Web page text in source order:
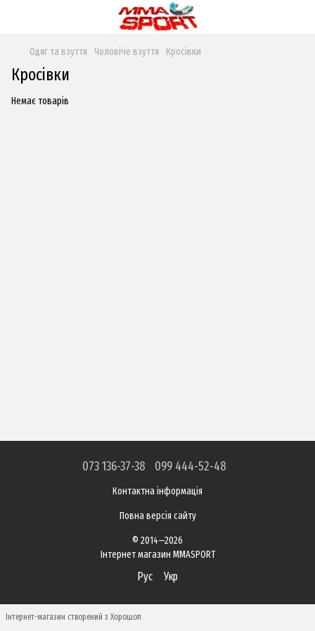
Одяг та взуття Чоловіче взуття Кросівки
Кросівки
Немає товарів
073 136-37-38 099 444-52-48
Контактна інформація
Повна версія сайту
© 2014—2026
Інтернет магазин MMASPORT
Рус Укр
Інтернет-магазин створений з Хорошоп